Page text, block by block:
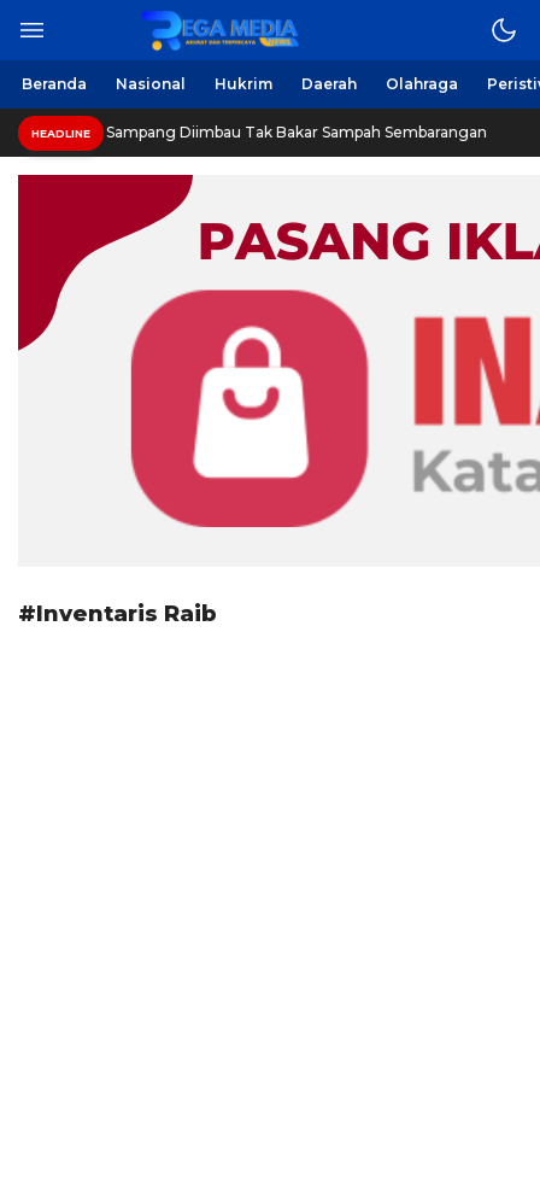
Regamedianews.com
Berita Harian Online
Beranda Nasional Hukrim Daerah Olahraga
HEADLINE
Warga Sampang Diimbau Tak Bakar Sampah Sembarangan
#Inventaris Raib